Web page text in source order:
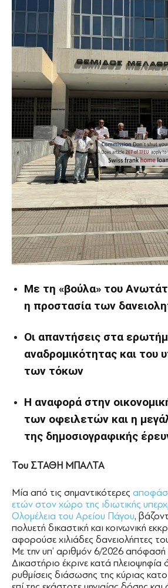
Με τη «βούλα» του
η προστασία των
Οι απαντήσεις στα
αναδρομικότητας και του
των τόκων
Η αναφορά στην
των οφειλετών και η
της δημοσιογραφικής
Του ΣΤΑΘΗ ΜΠΑΛΤΑ
Μία από τις σημαντικότερες
ετών στον χώρο της ιδιωτικής
Ολομέλεια του Αρείου Πάγου,
πολυετή δικαστική και κοινωνική
αφορούσε χιλιάδες δανειολήπτες
Με την υπ’ αριθμόν 6/2026
Δικαστήριο έκρινε κατά πλειοψηφία
ρυθμίσεις διάσωσης της κύριας